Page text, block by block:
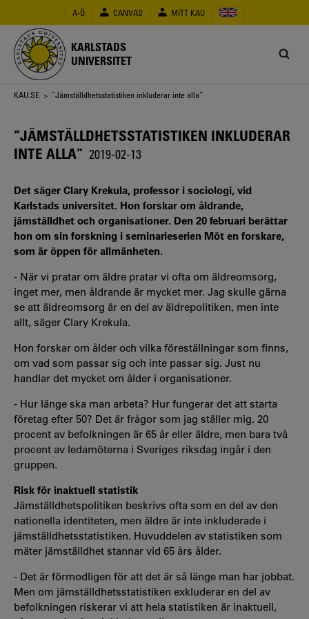
huvudinnehåll
A-Ö CANVAS MITT KAU
KARLSTADS
UNIVERSITET
Länkstig
KAU.SE > ”Jämställdhetsstatistiken inkluderar inte alla”
”JÄMSTÄLLDHETSSTATISTIKEN INKLUDERAR
INTE ALLA” 2019-02-13
Det säger Clary Krekula, professor i sociologi, vid
Karlstads universitet. Hon forskar om åldrande,
jämställdhet och organisationer. Den 20 februari berättar
hon om sin forskning i seminarieserien Möt en forskare,
som är öppen för allmänheten.
- När vi pratar om äldre pratar vi ofta om äldreomsorg,
inget mer, men åldrande är mycket mer. Jag skulle gärna
se att äldreomsorg är en del av äldrepolitiken, men inte
allt, säger Clary Krekula.
Hon forskar om ålder och vilka föreställningar som finns,
om vad som passar sig och inte passar sig. Just nu
handlar det mycket om ålder i organisationer.
- Hur länge ska man arbeta? Hur fungerar det att starta
företag efter 50? Det är frågor som jag ställer mig. 20
procent av befolkningen är 65 år eller äldre, men bara två
procent av ledamöterna i Sveriges riksdag ingår i den
gruppen.
Risk för inaktuell statistik
Jämställdhetspolitiken beskrivs ofta som en del av den
nationella identiteten, men äldre är inte inkluderade i
jämställdhetsstatistiken. Huvuddelen av statistiken som
mäter jämställdhet stannar vid 65 års ålder.
- Det är förmodligen för att det är så länge man har jobbat.
Men om jämställdhetsstatistiken exkluderar en del av
befolkningen riskerar vi att hela statistiken är inaktuell,